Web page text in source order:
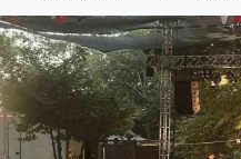
Spor
Yaşam